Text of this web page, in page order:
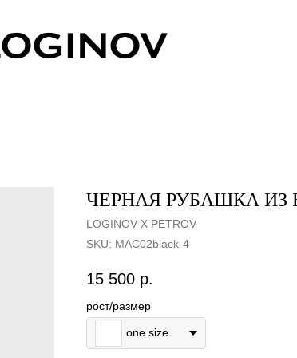
ЧЕРНАЯ РУБАШКА ИЗ
LOGINOV X PETROV
SKU: MAC02black-4
15 500 р.
рост/размер
one size